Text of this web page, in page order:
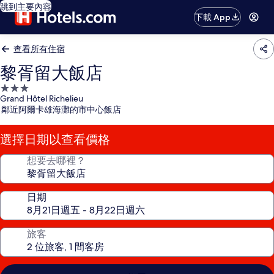
跳到主要內容
下載 App
查看所有住宿
黎胥留大飯店
3.0
星
級
住
宿
Grand Hôtel Richelieu
鄰近阿爾卡雄海灘的市中心飯店
選擇日期以查看價格
想要去哪裡？
日期
旅客